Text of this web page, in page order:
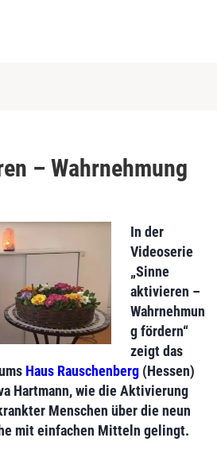
– Wahrnehmung
In der
Videoserie
„Sinne
aktivieren –
Wahrnehmun
g fördern“
zeigt das
Haus Rauschenberg (Hessen)
Hartmann, wie die Aktivierung
Menschen über die neun
mit einfachen Mitteln gelingt.